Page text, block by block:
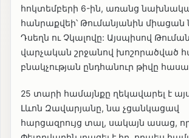
հոկտեմբերի 6-ին, առանց
հանրաքվեի՝ Թումանյանին միացան
Դսեղն ու Չկալովը: Այսպիսով
վարչական շրջանով խոշորածված
բնակչության ընդհանուր թիվը
25 տարի համայնքը ղեկավարել է
Լևոն Զավարյանը, նա չցանկացավ
հարցազրույց տալ, սակայն ասաց, որ